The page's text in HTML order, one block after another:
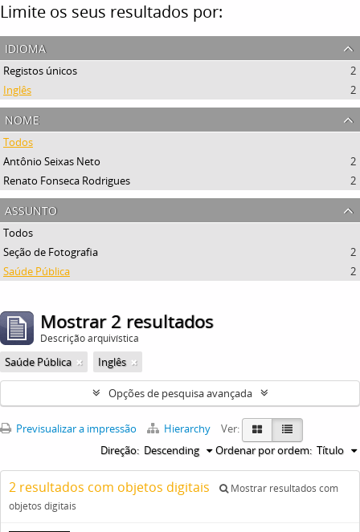
Limite os seus resultados por:
idioma
Registos únicos
2
Inglês
2
nome
Todos
Antônio Seixas Neto
2
Renato Fonseca Rodrigues
2
assunto
Todos
Seção de Fotografia
2
Saúde Pública
2
Mostrar 2 resultados
Descrição arquivística
Saúde Pública Inglês
Opções de pesquisa avançada
Previsualizar a impressão Hierarchy
Ver:
Ordenar por ordem: Título
Direção: Descending
2 resultados com objetos digitais
Mostrar resultados com
objetos digitais